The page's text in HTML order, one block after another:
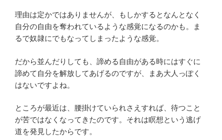
理由は定かではありませんが、もしかするとなんとなく
自分の自由を奪われているような感覚になるのかも。ま
るで奴隷にでもなってしまったような感覚。
だから並んだりしても、諦める自由がある時にはすぐに
諦めて自分を解放してあげるのですが、まあ大人っぽく
はないですよね。
ところが最近は、腰掛けていられさえすれば、待つこと
が苦ではなくなってきたのです。それは瞑想という逃げ
道を発見したからです。